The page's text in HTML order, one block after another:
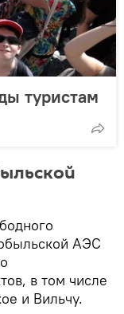
туристам
АЭС
в том числе
и Вильчу.